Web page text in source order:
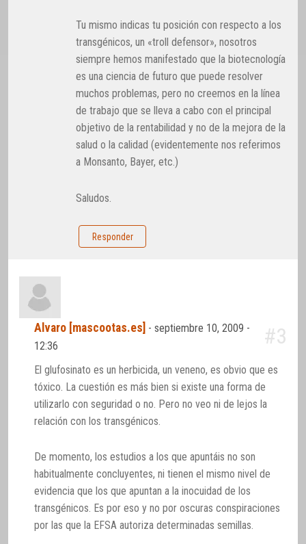
Tu mismo indicas tu posición con respecto a los
transgénicos, un «troll defensor», nosotros
siempre hemos manifestado que la biotecnología
es una ciencia de futuro que puede resolver
muchos problemas, pero no creemos en la línea
de trabajo que se lleva a cabo con el principal
objetivo de la rentabilidad y no de la mejora de la
salud o la calidad (evidentemente nos referimos
a Monsanto, Bayer, etc.)
Saludos.
Responder
Alvaro [mascootas.es] -septiembre 10, 2009 -
12:36
#3
El glufosinato es un herbicida, un veneno, es obvio que es
tóxico. La cuestión es más bien si existe una forma de
utilizarlo con seguridad o no. Pero no veo ni de lejos la
relación con los transgénicos.
De momento, los estudios a los que apuntáis no son
habitualmente concluyentes, ni tienen el mismo nivel de
evidencia que los que apuntan a la inocuidad de los
transgénicos. Es por eso y no por oscuras conspiraciones
por las que la EFSA autoriza determinadas semillas.